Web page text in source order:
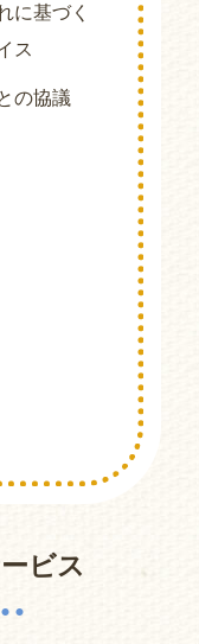
に基づく
ス
の協議
ビス